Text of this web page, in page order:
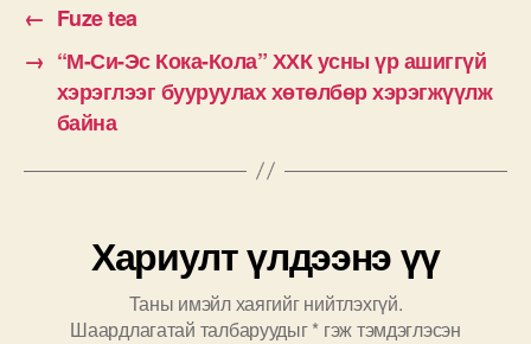
← Fuze tea
→ “М-Си-Эс Кока-Кола” ХХК усны үр ашиггүй
хэрэглээг бууруулах хөтөлбөр хэрэгжүүлж
байна
Хариулт үлдээнэ үү
Таны имэйл хаягийг нийтлэхгүй.
Шаардлагатай талбаруудыг* гэж тэмдэглэсэн